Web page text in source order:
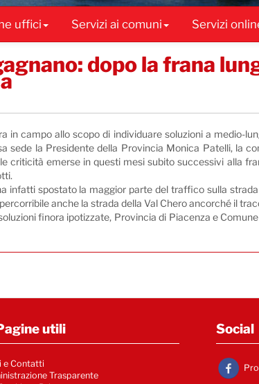
uffici Servizi ai comuni Servizi
dopo la frana
campo allo scopo di individuare soluzioni a medio-
la Presidente della Provincia Monica Patelli, la
criticità emerse in questi mesi subito successivi alla
infatti spostato la maggior parte del traffico sulla
anche la strada della Val Chero ancorché il
finora ipotizzate, Provincia di Piacenza e
utili
e Contatti
Trasparente
Social